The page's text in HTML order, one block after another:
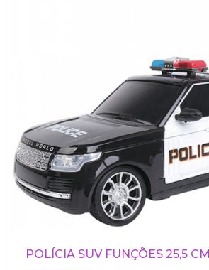
POLÍCIA SUV FUNÇÕES 25,5 CM